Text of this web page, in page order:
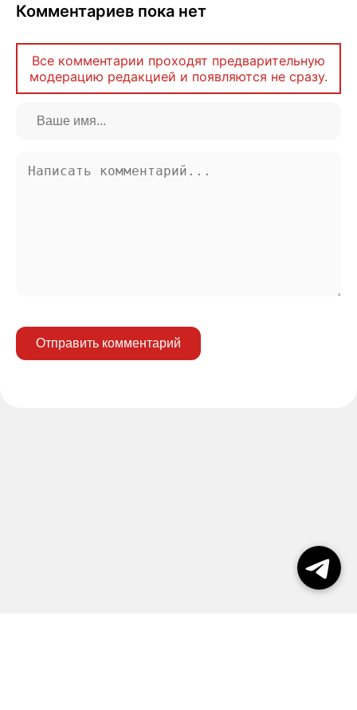
Комментариев пока нет
Все комментарии проходят предварительную
модерацию редакцией и появляются не сразу.
Отправить комментарий